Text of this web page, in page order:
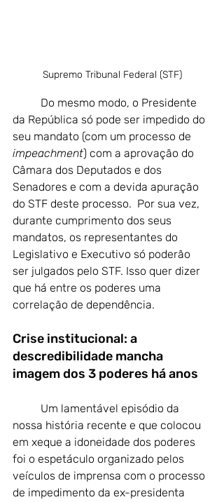
Supremo Tribunal Federal (STF)
Do mesmo modo, o Presidente
da República só pode ser impedido do
seu mandato (com um processo de
impeachment) com a aprovação do
Câmara dos Deputados e dos
Senadores e com a devida apuração
do STF deste processo.  Por sua vez,
durante cumprimento dos seus
mandatos, os representantes do
Legislativo e Executivo só poderão
ser julgados pelo STF. Isso quer dizer
que há entre os poderes uma
correlação de dependência.
Crise institucional: a
descredibilidade mancha
imagem dos 3 poderes há anos
Um lamentável episódio da
nossa história recente e que colocou
em xeque a idoneidade dos poderes
foi o espetáculo organizado pelos
veículos de imprensa com o processo
de impedimento da ex-presidenta